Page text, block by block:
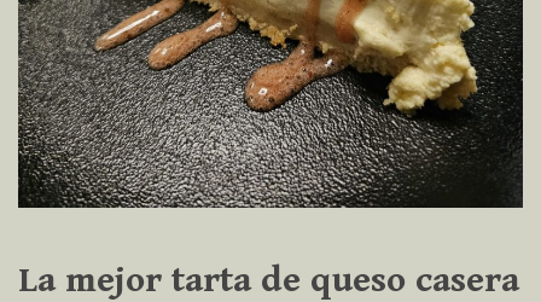
La mejor tarta de queso casera